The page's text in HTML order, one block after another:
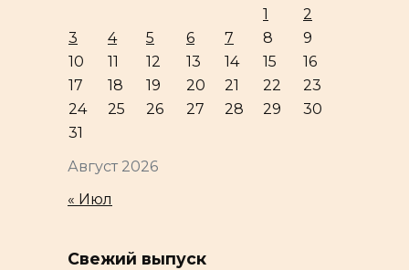
Август 2026
1
2
3
4 5 6 7 8
9
10
11 12 13 14 15
16
17
18 19 20 21 22
23
24
25 26 27 28 29
30
31
« Июл
Свежий выпуск